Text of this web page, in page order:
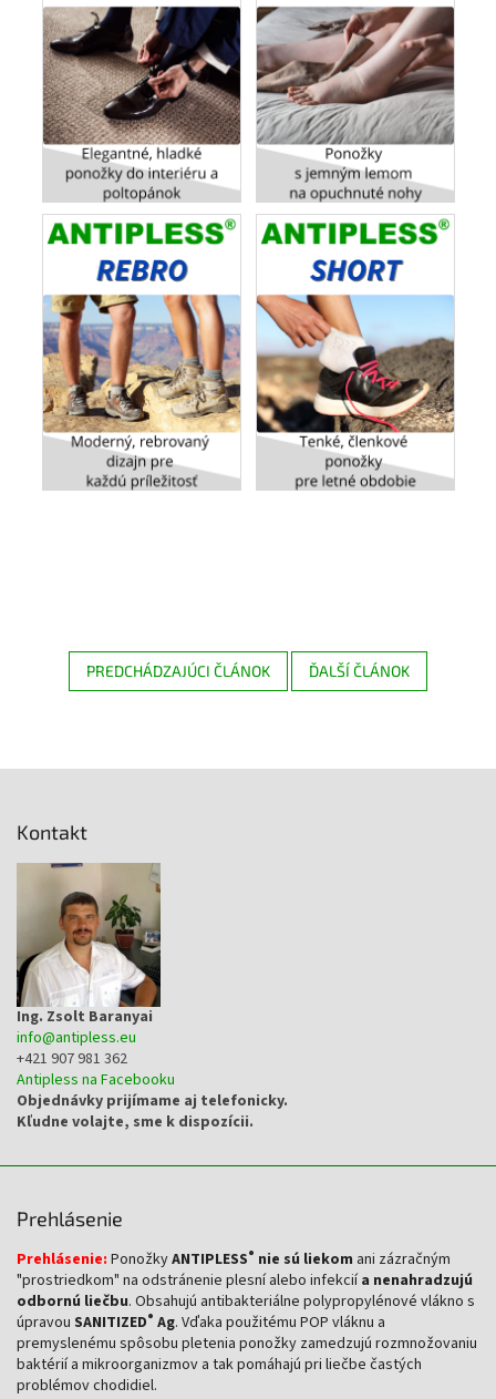
PREDCHÁDZAJÚCI ČLÁNOK ĎALŠÍ ČLÁNOK
Kontakt
Ing. Zsolt Baranyai
info@antipless.eu
+421 907 981 362
Antipless na Facebooku
Objednávky prijímame aj telefonicky.
Kľudne volajte, sme k dispozícii.
Prehlásenie
Prehlásenie: PonožkyANTIPLESS® nie sú liekom ani zázračným
"prostriedkom" na odstránenie plesní alebo infekciía nenahradzujú
odbornú liečbu. Obsahujú antibakteriálne polypropylénové vlákno s
úpravou SANITIZED® Ag. Vďaka použitému POP vláknu a
premyslenému spôsobu pletenia ponožky zamedzujú rozmnožovaniu
baktérií a mikroorganizmov a tak pomáhajú pri liečbe častých
problémov chodidiel.